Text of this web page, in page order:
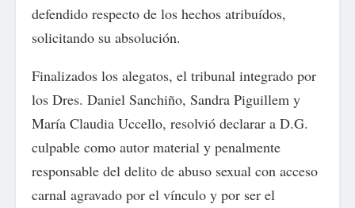
defendido respecto de los hechos atribuídos,
solicitando su absolución.
Finalizados los alegatos, el tribunal integrado por
los Dres. Daniel Sanchiño, Sandra Piguillem y
María Claudia Uccello, resolvió declarar a D.G.
culpable como autor material y penalmente
responsable del delito de abuso sexual con acceso
carnal agravado por el vínculo y por ser el